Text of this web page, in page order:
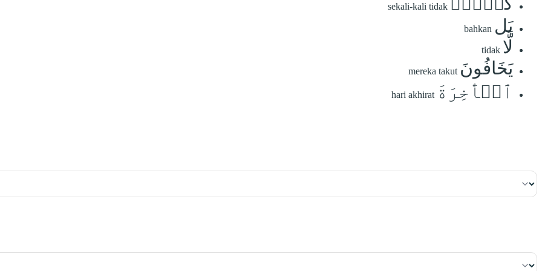
sekali-kali tidak
بَل bahkan
لَّا tidak
يَخَافُونَ mereka takut
ٱلۡأٓخِرَةَ hari akhirat